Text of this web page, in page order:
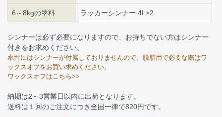
6～8kgの塗料 ラッカーシンナー 4L×2
シンナーは必ず必要になりますので、お持ちでない方はシンナー
付きをお求めください。
水性にはシンナーが付属しておりませんので、脱脂用で必要な際はワ
ックスオフをお買い求めください。
ワックスオフはこちら>>
納期は2～3営業日以内に出荷となります。
送料は１回のご注文につき全国一律で820円です。